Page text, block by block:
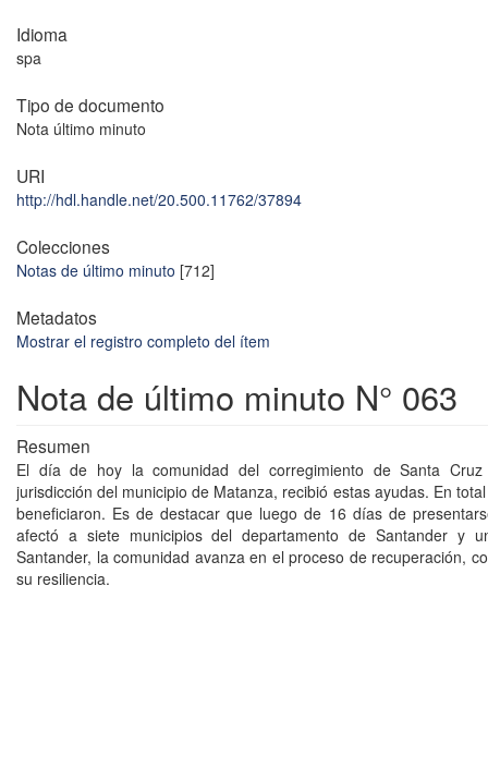
Idioma
spa
Tipo de documento
Nota último minuto
URI
http://hdl.handle.net/20.500.11762/37894
Colecciones
Notas de último minuto [712]
Metadatos
Mostrar el registro completo del ítem
Nota de último minuto N° 063
Resumen
El día de hoy la comunidad del corregimiento de Santa
jurisdicción del municipio de Matanza, recibió estas ayudas. En
beneficiaron. Es de destacar que luego de 16 días de
afectó a siete municipios del departamento de Santander y
Santander, la comunidad avanza en el proceso de recuperación,
su resiliencia.